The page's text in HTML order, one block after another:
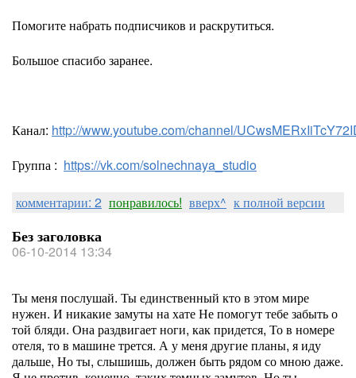
Помогите набрать подписчиков и раскрутиться.
Большое спасибо заранее.
Канал: http://www.youtube.com/channel/
Группа : https://vk.com/solnechnaya_studio
комментарии: 2 понравилось! вверх^ к полной версии
Без заголовка
06-10-2014 13:34
Ты меня послушай. Ты единственный кто в этом мире
нужен. И никакие замуты на хате Не помогут тебе забыть о
той бляди. Она раздвигает ноги, как придется, То в номере
отеля, то в машине трется. А у меня другие планы, я иду
дальше, Но ты, слышишь, должен быть рядом со мною даже.